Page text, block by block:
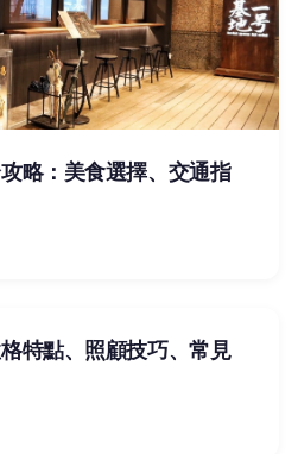
略：美食選擇、交通指
特點、照顧技巧、常見